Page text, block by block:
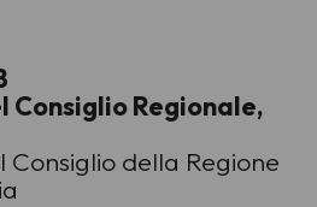
Consiglio Regionale,
della Regione